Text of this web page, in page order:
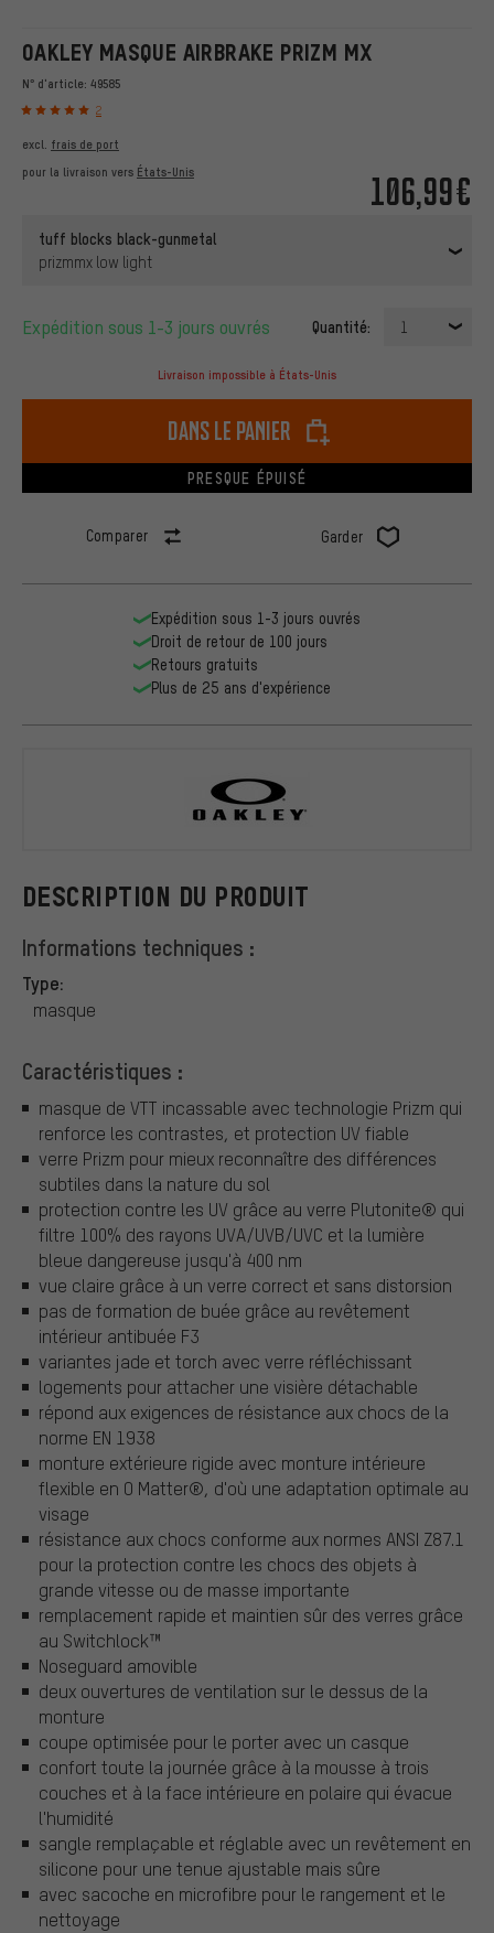
OAKLEY MASQUE AIRBRAKE PRIZM MX
N° d'article: 49585
2
106,99€
excl. frais de port
pour la livraison vers États-Unis
tuff blocks black-gunmetal
prizmmx low light
Expédition sous 1-3 jours ouvrés Quantité: 1
Livraison impossible à États-Unis
dans le panier
PRESQUE ÉPUISÉ
Comparer Garder
DESCRIPTION DU PRODUIT
Informations techniques :
Type:
masque
Caractéristiques :
masque de VTT incassable avec technologie Prizm qui
renforce les contrastes, et protection UV fiable
verre Prizm pour mieux reconnaître des différences
subtiles dans la nature du sol
protection contre les UV grâce au verre Plutonite® qui
filtre 100% des rayons UVA/UVB/UVC et la lumière
bleue dangereuse jusqu'à 400 nm
vue claire grâce à un verre correct et sans distorsion
pas de formation de buée grâce au revêtement
intérieur antibuée F3
variantes jade et torch avec verre réfléchissant
logements pour attacher une visière détachable
répond aux exigences de résistance aux chocs de la
norme EN 1938
monture extérieure rigide avec monture intérieure
flexible en O Matter®, d'où une adaptation optimale au
visage
résistance aux chocs conforme aux normes ANSI Z87.1
pour la protection contre les chocs des objets à
grande vitesse ou de masse importante
remplacement rapide et maintien sûr des verres grâce
au Switchlock™
Noseguard amovible
deux ouvertures de ventilation sur le dessus de la
monture
coupe optimisée pour le porter avec un casque
confort toute la journée grâce à la mousse à trois
couches et à la face intérieure en polaire qui évacue
l'humidité
sangle remplaçable et réglable avec un revêtement en
silicone pour une tenue ajustable mais sûre
avec sacoche en microfibre pour le rangement et le
nettoyage
Expédition sous 1-3 jours ouvrés
Droit de retour de 100 jours
Retours gratuits
Plus de 25 ans d'expérience